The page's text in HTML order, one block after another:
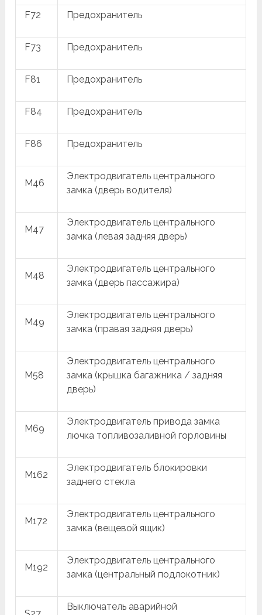
F72 Предохранитель
F73 Предохранитель
F81 Предохранитель
F84 Предохранитель
F86 Предохранитель
M46
Электродвигатель центрального
замка (дверь водителя)
M47
Электродвигатель центрального
замка (левая задняя дверь)
M48
Электродвигатель центрального
замка (дверь пассажира)
M49
Электродвигатель центрального
замка (правая задняя дверь)
M58
Электродвигатель центрального
замка (крышка багажника / задняя
дверь)
M69
Электродвигатель привода замка
лючка топливозаливной горловины
M162
Электродвигатель блокировки
заднего стекла
M172
Электродвигатель центрального
замка (вещевой ящик)
M192
Электродвигатель центрального
замка (центральный подлокотник)
Выключатель аварийной